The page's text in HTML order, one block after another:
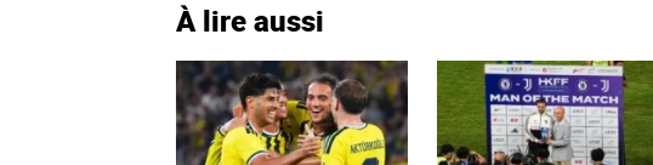
À lire aussi